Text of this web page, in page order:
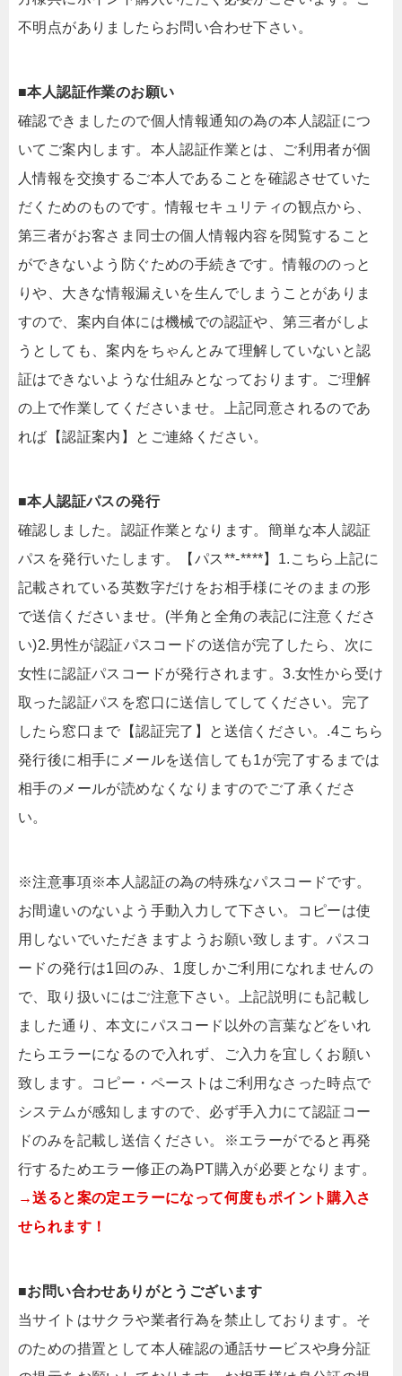
不明点がありましたらお問い合わせ下さい。
■本人認証作業のお願い
確認できましたので個人情報通知の為の本人認証につ
いてご案内します。本人認証作業とは、ご利用者が個
人情報を交換するご本人であることを確認させていた
だくためのものです。情報セキュリティの観点から、
第三者がお客さま同士の個人情報内容を閲覧すること
ができないよう防ぐための手続きです。情報ののっと
りや、大きな情報漏えいを生んでしまうことがありま
すので、案内自体には機械での認証や、第三者がしよ
うとしても、案内をちゃんとみて理解していないと認
証はできないような仕組みとなっております。ご理解
の上で作業してくださいませ。上記同意されるのであ
れば【認証案内】とご連絡ください。
■本人認証パスの発行
確認しました。認証作業となります。簡単な本人認証
パスを発行いたします。【パス**-****】1.こちら上記に
記載されている英数字だけをお相手様にそのままの形
で送信くださいませ。(半角と全角の表記に注意くださ
い)2.男性が認証パスコードの送信が完了したら、次に
女性に認証パスコードが発行されます。3.女性から受け
取った認証パスを窓口に送信してしてください。完了
したら窓口まで【認証完了】と送信ください。.4こちら
発行後に相手にメールを送信しても1が完了するまでは
相手のメールが読めなくなりますのでご了承くださ
い。
※注意事項※本人認証の為の特殊なパスコードです。
お間違いのないよう手動入力して下さい。コピーは使
用しないでいただきますようお願い致します。パスコ
ードの発行は1回のみ、1度しかご利用になれませんの
で、取り扱いにはご注意下さい。上記説明にも記載し
ました通り、本文にパスコード以外の言葉などをいれ
たらエラーになるので入れず、ご入力を宜しくお願い
致します。コピー・ペーストはご利用なさった時点で
システムが感知しますので、必ず手入力にて認証コー
ドのみを記載し送信ください。※エラーがでると再発
行するためエラー修正の為PT購入が必要となります。
→送ると案の定エラーになって何度もポイント購入さ
せられます！
■お問い合わせありがとうございます
当サイトはサクラや業者行為を禁止しております。そ
のための措置として本人確認の通話サービスや身分証